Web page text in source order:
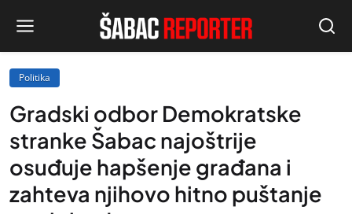
Politika
Gradski odbor Demokratske
stranke Šabac najoštrije
osuđuje hapšenje građana i
zahteva njihovo hitno puštanje